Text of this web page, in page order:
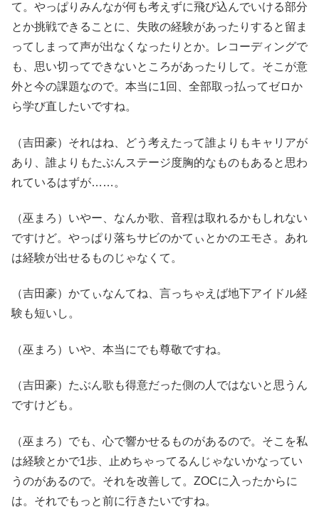
て。やっぱりみんなが何も考えずに飛び込んでいける部分
とか挑戦できることに、失敗の経験があったりすると留ま
ってしまって声が出なくなったりとか。レコーディングで
も、思い切ってできないところがあったりして。そこが意
外と今の課題なので。本当に1回、全部取っ払ってゼロか
ら学び直したいですね。
（吉田豪）それはね、どう考えたって誰よりもキャリアが
あり、誰よりもたぶんステージ度胸的なものもあると思わ
れているはずが……。
（巫まろ）いやー、なんか歌、音程は取れるかもしれない
ですけど。やっぱり落ちサビのかてぃとかのエモさ。あれ
は経験が出せるものじゃなくて。
（吉田豪）かてぃなんてね、言っちゃえば地下アイドル経
験も短いし。
（巫まろ）いや、本当にでも尊敬ですね。
（吉田豪）たぶん歌も得意だった側の人ではないと思うん
ですけども。
（巫まろ）でも、心で響かせるものがあるので。そこを私
は経験とかで1歩、止めちゃってるんじゃないかなってい
うのがあるので。それを改善して。ZOCに入ったからに
は。それでもっと前に行きたいですね。